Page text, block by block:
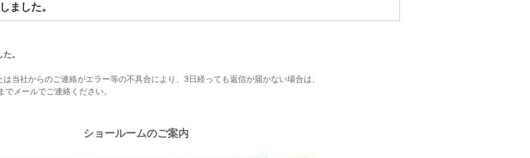
ました。
。
当社からのご連絡がエラー等の不具合により、3日経っても返信が届かない場合は、
でメールでご連絡ください。
ショールームのご案内